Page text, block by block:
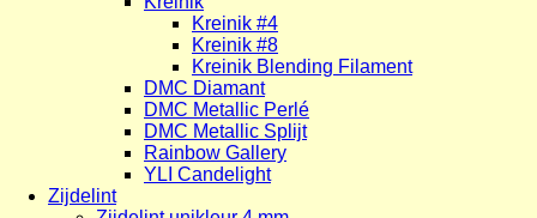
Kreinik #4
Kreinik #8
Kreinik Blending Filament
DMC Diamant
DMC Metallic Perlé
DMC Metallic Splijt
Rainbow Gallery
YLI Candelight
Zijdelint